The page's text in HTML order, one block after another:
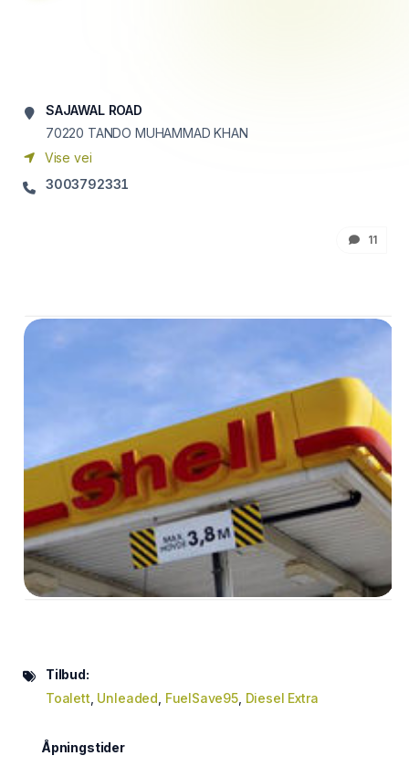
SAJAWAL ROAD
70220 TANDO MUHAMMAD KHAN
Vise vei
3003792331
11
Tilbud:
Toalett Unleaded FuelSave95, Diesel Extra
Åpningstider